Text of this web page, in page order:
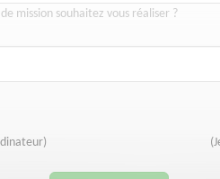
mission souhaitez vous réaliser ?